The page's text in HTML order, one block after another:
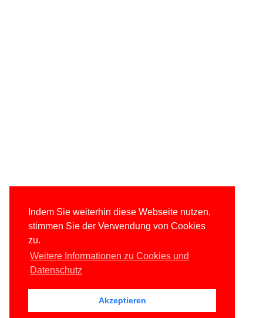
Indem Sie weiterhin diese Webseite nutzen,
stimmen Sie der Verwendung von Cookies
zu.
Weitere Informationen zu Cookies und
Datenschutz
Akzeptieren